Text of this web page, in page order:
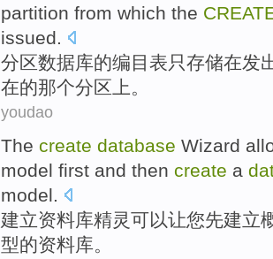
partition from which the
issued.
分区数据库的编目表只存储在发
在的那个分区上。
youdao
The create database Wizard
model first and then create a
model.
建立资料库精灵可以让您先建立
型的资料库。